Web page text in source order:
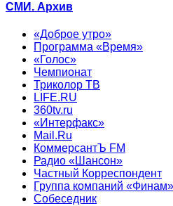
СМИ. Архив
«Доброе утро»
Программа «Время»
«Голос»
Чемпионат
Триколор ТВ
LIFE.RU
360tv.ru
«Интерфакс»
Mail.Ru
КоммерсантЪ FM
Радио «Шансон»
Частный Корреспондент
Группа компаний «Финам»
Собеседник